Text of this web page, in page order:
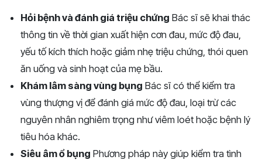
Hỏi bệnh và đánh giá triệu chứng Bác sĩ sẽ khai thác
thông tin về thời gian xuất hiện cơn đau, mức độ đau,
yếu tố kích thích hoặc giảm nhẹ triệu chứng, thói quen
ăn uống và sinh hoạt của mẹ bầu.
Khám lâm sàng vùng bụng Bác sĩ có thể kiểm tra
vùng thượng vị để đánh giá mức độ đau, loại trừ các
nguyên nhân nghiêm trọng như viêm loét hoặc bệnh lý
tiêu hóa khác.
Siêu âm ổ bụng Phương pháp này giúp kiểm tra tình